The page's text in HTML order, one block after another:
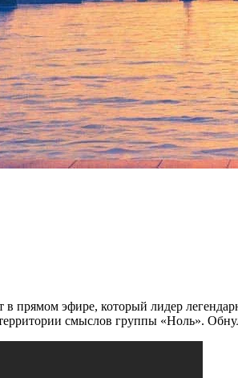
концерт
в прямом эфире, который лидер
смыслов группы «Ноль».